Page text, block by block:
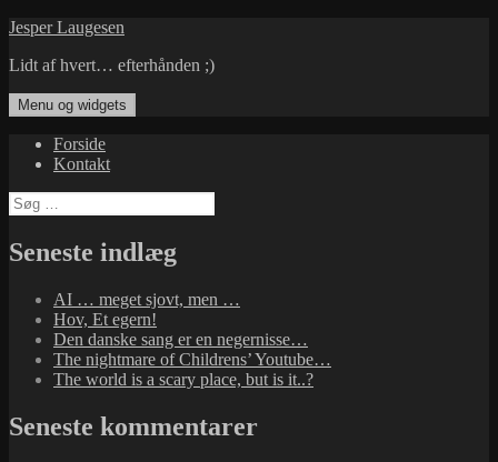
Hop
indhold
Jesper Laugesen
Lidt af hvert… efterhånden ;)
Menu og widgets
Forside
Kontakt
Søg
efter:
Seneste indlæg
AI … meget sjovt, men …
Hov, Et egern!
Den danske sang er en negernisse…
The nightmare of Childrens’ Youtube…
The world is a scary place, but is it..?
Seneste kommentarer